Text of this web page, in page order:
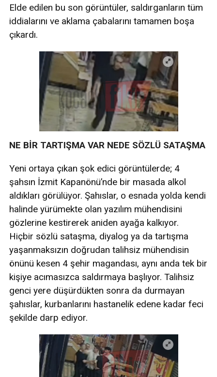
Elde edilen bu son görüntüler, saldırganların tüm
iddialarını ve aklama çabalarını tamamen boşa
çıkardı.
NE BİR TARTIŞMA VAR NEDE SÖZLÜ SATAŞMA
Yeni ortaya çıkan şok edici görüntülerde; 4
şahsın İzmit Kapanönü’nde bir masada alkol
aldıkları görülüyor. Şahıslar, o esnada yolda kendi
halinde yürümekte olan yazılım mühendisini
gözlerine kestirerek aniden ayağa kalkıyor.
Hiçbir sözlü sataşma, diyalog ya da tartışma
yaşanmaksızın doğrudan talihsiz mühendisin
önünü kesen 4 şehir magandası, aynı anda tek bir
kişiye acımasızca saldırmaya başlıyor. Talihsiz
genci yere düşürdükten sonra da durmayan
şahıslar, kurbanlarını hastanelik edene kadar feci
şekilde darp ediyor.